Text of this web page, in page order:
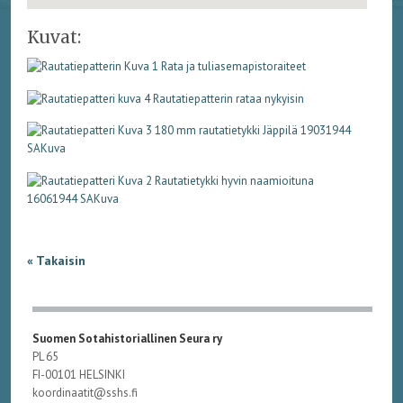
Kuvat:
« Takaisin
Suomen Sotahistoriallinen Seura ry
PL 65
FI-00101 HELSINKI
koordinaatit@sshs.fi